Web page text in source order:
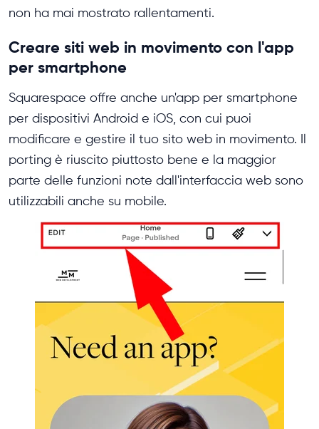
non ha mai mostrato rallentamenti.
Creare siti web in movimento con l'app
per smartphone
Squarespace offre anche un'app per smartphone
per dispositivi Android e iOS, con cui puoi
modificare e gestire il tuo sito web in movimento. Il
porting è riuscito piuttosto bene e la maggior
parte delle funzioni note dall'interfaccia web sono
utilizzabili anche su mobile.